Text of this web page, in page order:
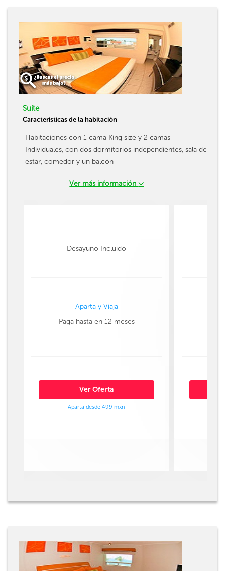
Suite
Características de la habitación
Habitaciones con 1 cama King size y 2 camas
Individuales, con dos dormitorios independientes, sala de
estar, comedor y un balcón
Ver más información
Desayuno Incluido
Aparta y Viaja
Paga hasta en 12 meses
Ver Oferta
Aparta desde 499 mxn